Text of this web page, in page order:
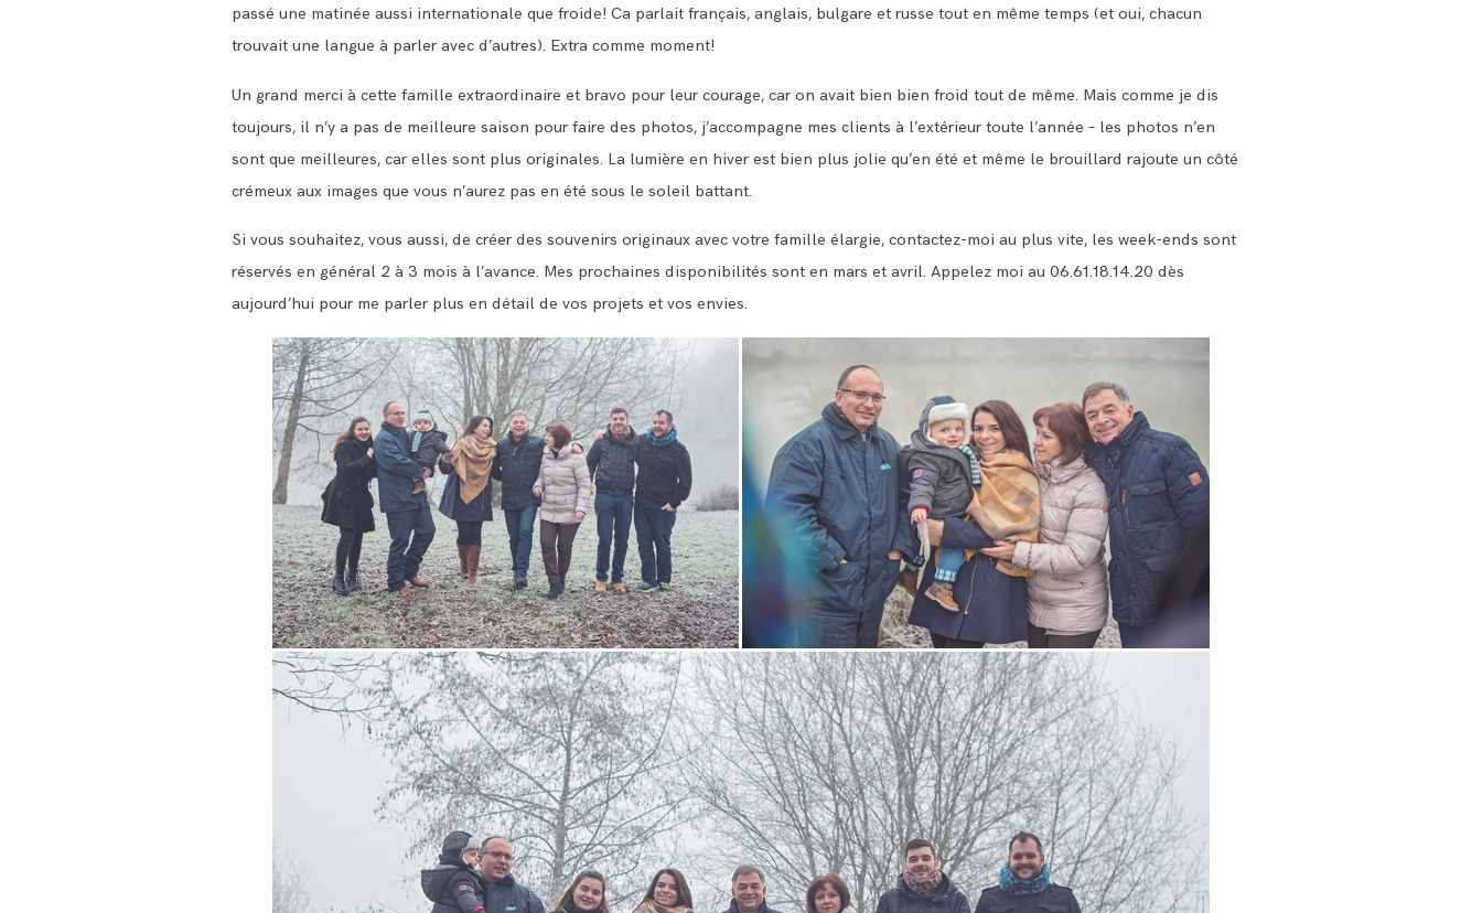
passé une matinée aussi internationale que froide! Ca parlait français, anglais, bulgare et russe tout en même temps (et oui, chacun
trouvait une langue à parler avec d’autres). Extra comme moment!
Un grand merci à cette famille extraordinaire et bravo pour leur courage, car on avait bien bien froid tout de même. Mais comme je dis
toujours, il n’y a pas de meilleure saison pour faire des photos, j’accompagne mes clients à l’extérieur toute l’année – les photos n’en
sont que meilleures, car elles sont plus originales. La lumière en hiver est bien plus jolie qu’en été et même le brouillard rajoute un côté
crémeux aux images que vous n’aurez pas en été sous le soleil battant.
Si vous souhaitez, vous aussi, de créer des souvenirs originaux avec votre famille élargie, contactez-moi au plus vite, les week-ends sont
réservés en général 2 à 3 mois à l’avance. Mes prochaines disponibilités sont en mars et avril. Appelez moi au 06.61.18.14.20 dès
aujourd’hui pour me parler plus en détail de vos projets et vos envies.